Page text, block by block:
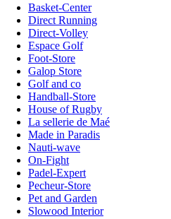
Basket-Center
Direct Running
Direct-Volley
Espace Golf
Foot-Store
Galop Store
Golf and co
Handball-Store
House of Rugby
La sellerie de Maé
Made in Paradis
Nauti-wave
On-Fight
Padel-Expert
Pecheur-Store
Pet and Garden
Slowood Interior